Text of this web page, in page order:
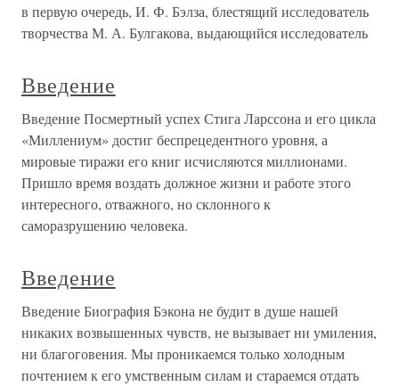
в первую очередь, И. Ф. Бэлза, блестящий исследователь
творчества М. А. Булгакова, выдающийся исследователь
Введение
Введение Посмертный успех Стига Ларссона и его цикла
«Миллениум» достиг беспрецедентного уровня, а
мировые тиражи его книг исчисляются миллионами.
Пришло время воздать должное жизни и работе этого
интересного, отважного, но склонного к
саморазрушению человека.
Введение
Введение Биография Бэкона не будит в душе нашей
никаких возвышенных чувств, не вызывает ни умиления,
ни благоговения. Мы проникаемся только холодным
почтением к его умственным силам и стараемся отдать